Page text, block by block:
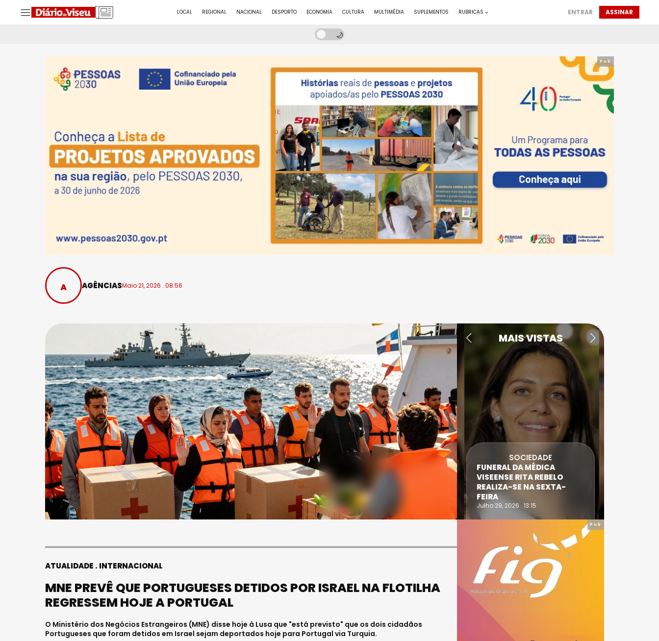
LOCAL REGIONAL NACIONAL DESPORTO ECONOMIA CULTURA MULTIMÉDIA SUPLEMENTOS RUBRICAS ENTRAR ASSINAR
Pub
AGÊNCIASMaio 21, 2026 . 08:56
ATUALIDADE INTERNACIONAL
MNE PREVÊ QUE PORTUGUESES DETIDOS POR ISRAEL NA FLOTILHA
REGRESSEM HOJE A PORTUGAL
O Ministério dos Negócios Estrangeiros (MNE) disse hoje à Lusa que "está previsto" que os dois cidadãos
Portugueses que foram detidos em Israel sejam deportados hoje para Portugal via Turquia.
MAIS VISTAS
SOCIEDADE
FALECEU PAULA ALMEIDA,
JOVEM ENFERMEIRA NO
HOSPITAL DE VISEU
Julho 27, 2026 . 11:00
SOCIEDADE
FUNERAL DA MÉDICA
VISEENSE RITA REBELO
REALIZA-SE NA SEXTA-
FEIRA
Julho 29, 2026 . 13:15
Pub